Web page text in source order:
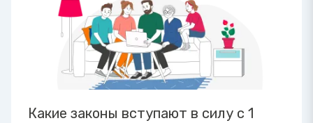
Какие законы вступают в силу с 1